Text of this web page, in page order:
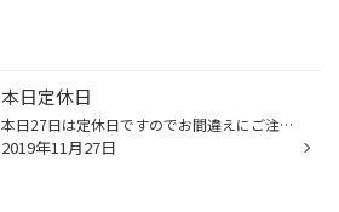
本日定休日
本日27日は定休日ですのでお間違えにご注意くださいませm(_ _)m
2019年11月27日